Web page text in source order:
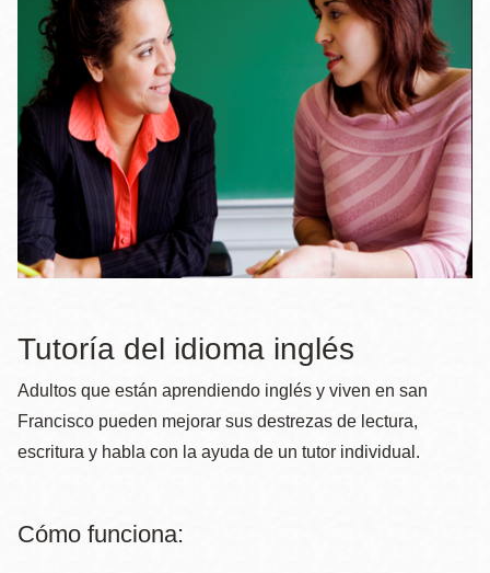
navegación
Tutoría del idioma inglés
Adultos que están aprendiendo inglés y viven en san
Francisco pueden mejorar sus destrezas de lectura,
escritura y habla con la ayuda de un tutor individual.
Cómo funciona: